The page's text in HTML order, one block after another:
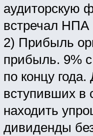
аудиторскую
встречал
2) Прибыль
прибыль. 9%
по концу
вступивших в
находить
дивиденды